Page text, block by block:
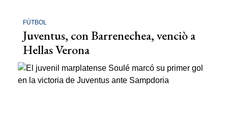
FÚTBOL
Juventus, con Barrenechea, venciò a
Hellas Verona